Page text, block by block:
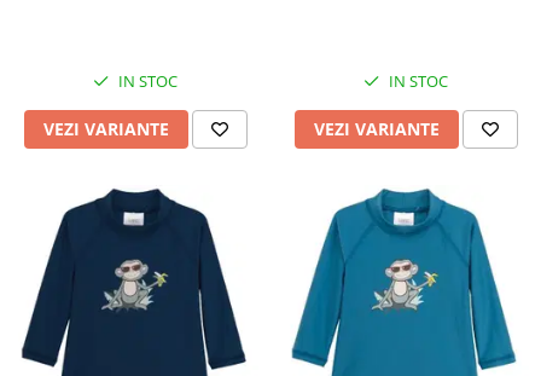
IN STOC
VEZI VARIANTE
IN STOC
VEZI VARIANTE